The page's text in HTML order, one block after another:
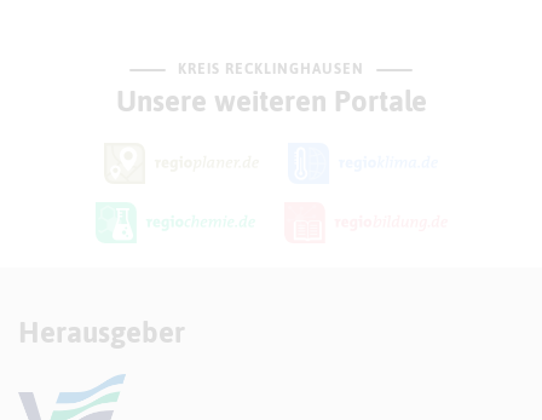
KREIS RECKLINGHAUSEN
Unsere weiteren Portale
Herausgeber